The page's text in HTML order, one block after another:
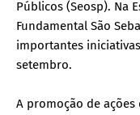
Públicos (Seosp). Na
Fundamental São
importantes
setembro.
A promoção de